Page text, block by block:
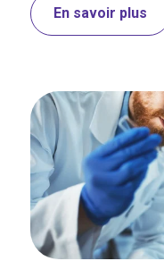
En savoir plus